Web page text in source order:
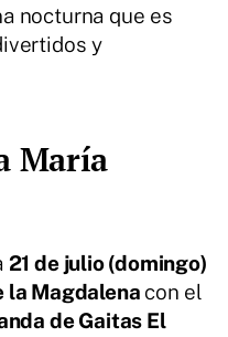
nocturna que es
y
María
21 de julio (domingo)
la Magdalena con el
de Gaitas El